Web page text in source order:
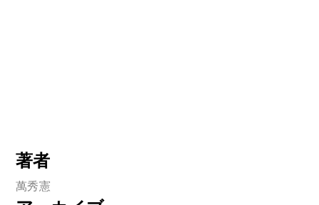
著者
萬秀憲